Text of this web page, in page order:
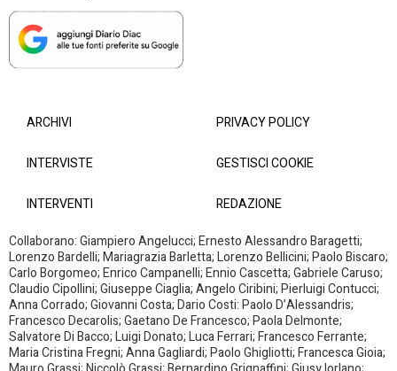
ARCHIVI
INTERVISTE
INTERVENTI
PRIVACY POLICY
GESTISCI COOKIE
REDAZIONE
Collaborano: Giampiero Angelucci; Ernesto Alessandro Baragetti;
Lorenzo Bardelli; Mariagrazia Barletta; Lorenzo Bellicini; Paolo Biscaro;
Carlo Borgomeo; Enrico Campanelli; Ennio Cascetta; Gabriele Caruso;
Claudio Cipollini; Giuseppe Ciaglia; Angelo Ciribini; Pierluigi Contucci;
Anna Corrado; Giovanni Costa; Dario Costi: Paolo D’Alessandris;
Francesco Decarolis; Gaetano De Francesco; Paola Delmonte;
Salvatore Di Bacco; Luigi Donato; Luca Ferrari; Francesco Ferrante;
Maria Cristina Fregni; Anna Gagliardi; Paolo Ghigliotti; Francesca Gioia;